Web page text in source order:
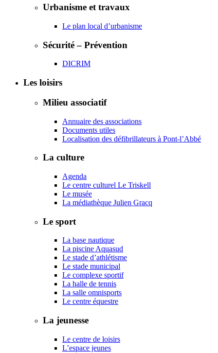
Urbanisme et travaux
Le plan local d’urbanisme
Sécurité – Prévention
DICRIM
Les loisirs
Milieu associatif
Annuaire des associations
Documents utiles
Localisation des défibrillateurs à Pont-l’Abbé
La culture
Agenda
Le centre culturel Le Triskell
Le musée
La médiathèque Julien Gracq
Le sport
La base nautique
La piscine Aquasud
Le stade d’athlétisme
Le stade municipal
Le complexe sportif
La halle de tennis
La salle omnisports
Le centre équestre
La jeunesse
Le centre de loisirs
L’espace jeunes